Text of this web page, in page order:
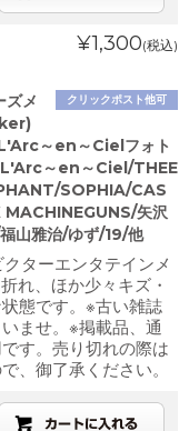
¥1,300(税込)
クリックポスト他可
ズメ
～en～Cielフォト
～en～Ciel/THEE
SOPHIA/CAS
矢沢
山雅治/ゆず/19/他
ターエンタテインメ
れ、ほか少々キズ・
態です。※古い雑誌
ませ。※掲載品、通
す。売り切れの際は
、御了承ください。